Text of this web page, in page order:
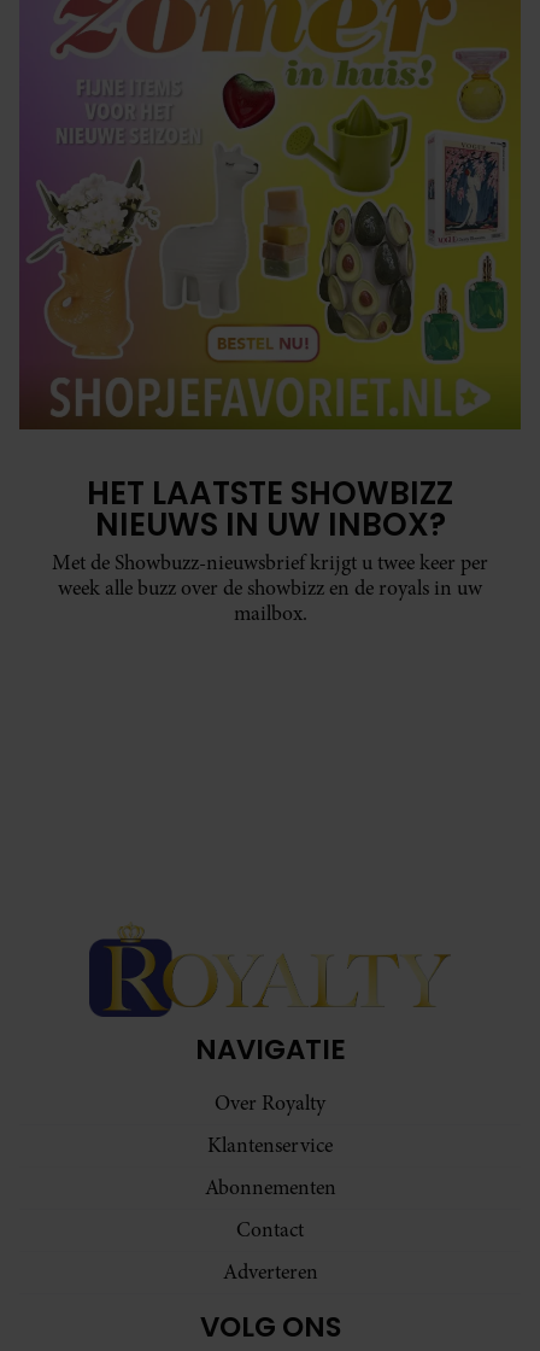
HET LAATSTE SHOWBIZZ
NIEUWS IN UW INBOX?
Met de Showbuzz-nieuwsbrief krijgt u twee keer per
week alle buzz over de showbizz en de royals in uw
mailbox.
NAVIGATIE
Over Royalty
Klantenservice
Abonnementen
Contact
Adverteren
VOLG ONS